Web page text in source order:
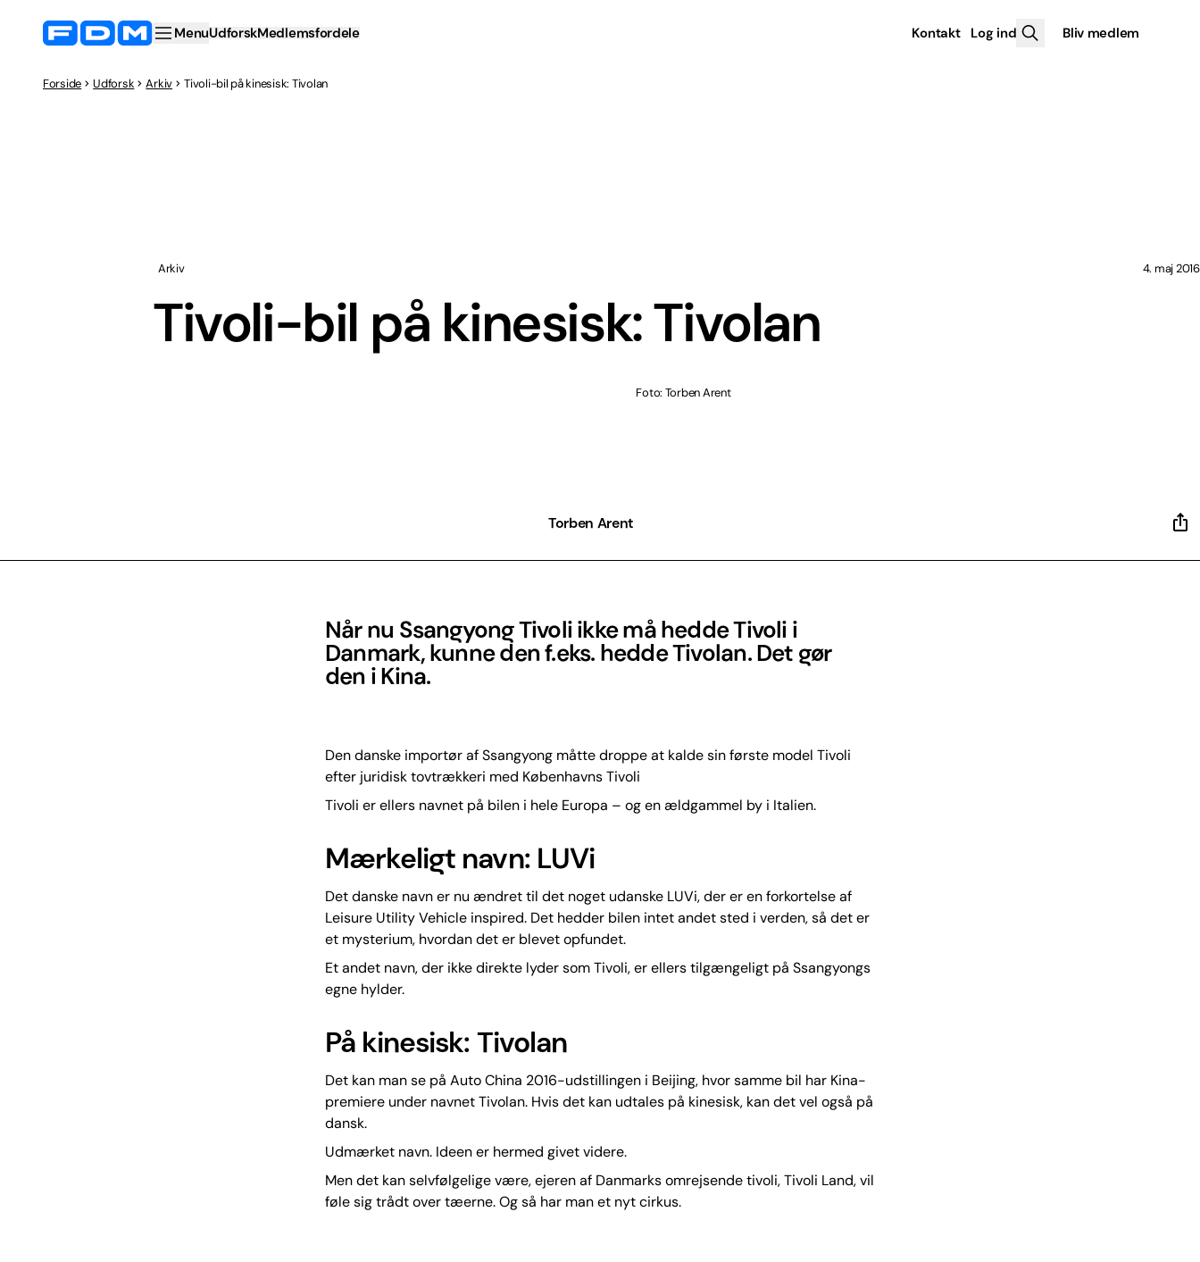
MenuUdforskMedlemsfordele Kontakt Log ind Bliv medlem
Forside Udforsk Arkiv Tivoli-bil på kinesisk: Tivolan
Tivoli-bil på kinesisk: Tivolan
Arkiv 4. maj 2016
Foto: Torben Arent
Torben Arent
Når nu Ssangyong Tivoli ikke må hedde Tivoli i
Danmark, kunne den f.eks. hedde Tivolan. Det gør
den i Kina.
Den danske importør af Ssangyong måtte droppe at kalde sin første model Tivoli
efter juridisk tovtrækkeri med Københavns Tivoli
Tivoli er ellers navnet på bilen i hele Europa – og en ældgammel by i Italien.
Mærkeligt navn: LUVi
Det danske navn er nu ændret til det noget udanske LUVi, der er en forkortelse af
Leisure Utility Vehicle inspired. Det hedder bilen intet andet sted i verden, så det er
et mysterium, hvordan det er blevet opfundet.
Et andet navn, der ikke direkte lyder som Tivoli, er ellers tilgængeligt på Ssangyongs
egne hylder.
På kinesisk: Tivolan
Det kan man se på Auto China 2016-udstillingen i Beijing, hvor samme bil har Kina-
premiere under navnet Tivolan. Hvis det kan udtales på kinesisk, kan det vel også på
dansk.
Udmærket navn. Ideen er hermed givet videre.
Men det kan selvfølgelige være, ejeren af Danmarks omrejsende tivoli, Tivoli Land, vil
føle sig trådt over tæerne. Og så har man et nyt cirkus.